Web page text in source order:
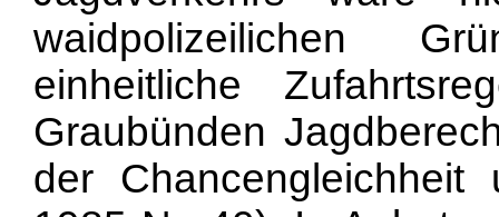
waidpolizeilichen
einheitliche
Graubünden
der